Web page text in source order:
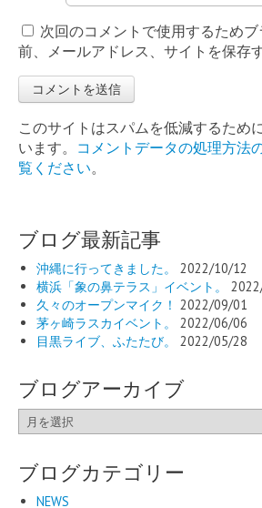
次回のコメントで使用するため
前、メールアドレス、サイトを保存す
このサイトはスパムを低減するため
います。 コメントデータの処理方法
覧ください。
ブログ最新記事
沖縄に行ってきました。
2022/10/12
横浜「象の鼻テラス」イベント。
久々のオープンマイク！ 2022/09/01
茅ヶ崎ラスカイベント。
2022/06/06
目黒ライブ、ふたたび。
2022/05/28
ブログアーカイブ
ブ
ロ
ア
ブログカテゴリー
NEWS